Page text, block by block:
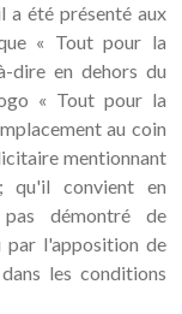
a été présenté aux
« Tout pour la
dire en dehors du
« Tout pour la
au coin
mentionnant
qu'il convient en
démontré de
par l'apposition de
les conditions